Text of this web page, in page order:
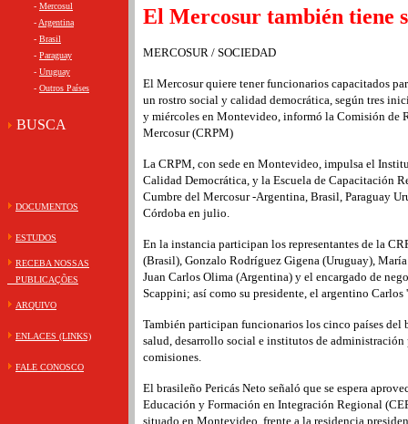
- Mercosul
- Argentina
- Brasil
- Paraguay
- Uruguay
- Outros Países
BUSCA
DOCUMENTOS
ESTUDOS
RECEBA NOSSAS
PUBLICAÇÕES
ARQUIVO
ENLACES (LINKS)
FALE CONOSCO
El Mercosur también tiene
MERCOSUR / SOCIEDAD
El Mercosur quiere tener funcionarios capacitados
un rostro social y calidad democrática, según tres
y miércoles en Montevideo, informó la Comisión de
Mercosur (CRPM)
La CRPM, con sede en Montevideo, impulsa el
Calidad Democrática, y la Escuela de Capacitación
Cumbre del Mercosur -Argentina, Brasil, Paraguay
Córdoba en julio.
En la instancia participan los representantes de la
(Brasil), Gonzalo Rodríguez Gigena (Uruguay),
Juan Carlos Olima (Argentina) y el encargado de
Scappini; así como su presidente, el argentino Carlos
También participan funcionarios los cinco países del
salud, desarrollo social e institutos de administración
comisiones.
El brasileño Pericás Neto señaló que se espera
Educación y Formación en Integración Regional
situado en Montevideo, frente a la residencia